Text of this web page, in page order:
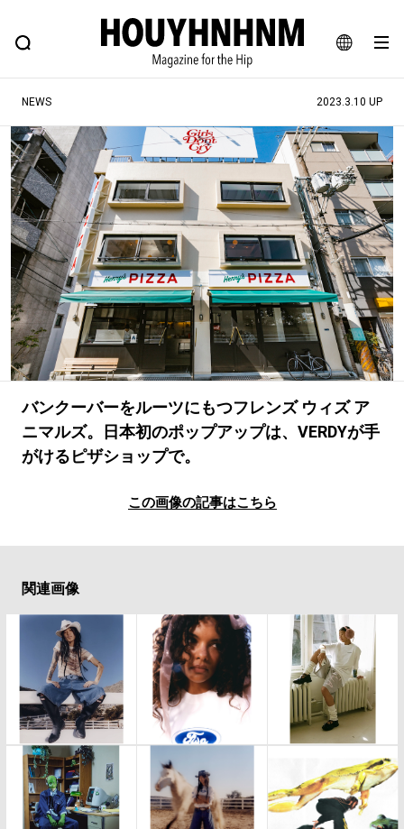
JA
EN
FEATURE BLOG SNAP
ヒップなファッション、カルチャー、ライフスタイルWEBマガジン
#注目のタグ
#SHOPPING ADDICT #憧れの逸品
#ESSENTIAL DESIGNS #古着サミット
#NEW VINTAGE #マイナーグッド図鑑
#路地裏てぃーん。 #MONTHLY JOURNAL
#GH 銘品の所以 #フイナムのYouTube
#Commune H #FOCUS IT #AH.H
#ととけん #FASHION #MUSIC #MOVIE
#LIFESTYLE #SNEAKER #OUTDOOR
#SPORTS #HANDSOME HANDBOOK
NEWS 2023.3.10 UP
バンクーバーをルーツにもつフレンズ ウィズ ア
ニマルズ。日本初のポップアップは、VERDYが手
がけるピザショップで。
この画像の記事はこちら
関連画像